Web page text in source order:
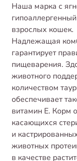
Наша марка с
взрослых кошек.
Надлежащая
гарантирует
пищеварения.
животного
количеством
обеспечивает
витамин Е. Корм
касающихся
и
животных
в качестве